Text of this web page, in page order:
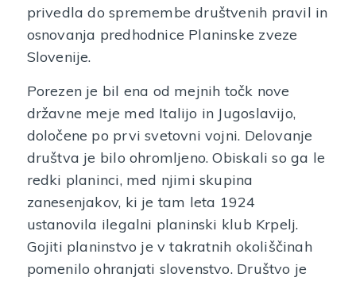
privedla do spremembe društvenih pravil in
osnovanja predhodnice Planinske zveze
Slovenije.
Porezen je bil ena od mejnih točk nove
državne meje med Italijo in Jugoslavijo,
določene po prvi svetovni vojni. Delovanje
društva je bilo ohromljeno. Obiskali so ga le
redki planinci, med njimi skupina
zanesenjakov, ki je tam leta 1924
ustanovila ilegalni planinski klub Krpelj.
Gojiti planinstvo je v takratnih okoliščinah
pomenilo ohranjati slovenstvo. Društvo je